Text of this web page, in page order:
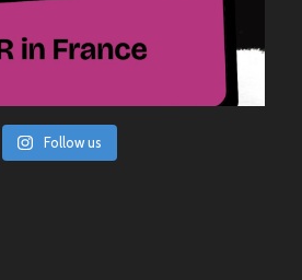
Follow us